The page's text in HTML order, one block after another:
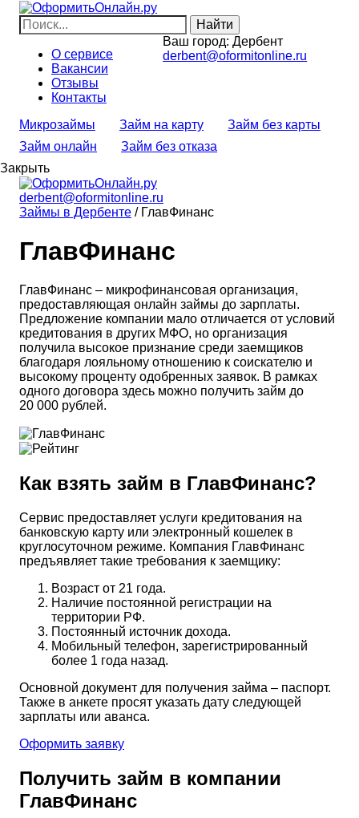
О сервисе
Вакансии
Отзывы
Контакты
Ваш город:Дербент
derbent@oformitonline.ru
Микрозаймы Займ на карту
Займ без карты
Займ онлайн
Займ без отказа
Закрыть
derbent@oformitonline.ru
Займы в Дербенте / ГлавФинанс
ГлавФинанс
ГлавФинанс – микрофинансовая организация,
предоставляющая онлайн займы до зарплаты.
Предложение компании мало отличается от условий
кредитования в других МФО, но организация
получила высокое признание среди заемщиков
благодаря лояльному отношению к соискателю и
высокому проценту одобренных заявок. В рамках
одного договора здесь можно получить займ до
20 000 рублей.
Как взять займ в ГлавФинанс?
Сервис предоставляет услуги кредитования на
банковскую карту или электронный кошелек в
круглосуточном режиме. Компания ГлавФинанс
предъявляет такие требования к заемщику:
Возраст от 21 года.
Наличие постоянной регистрации на
территории РФ.
Постоянный источник дохода.
Мобильный телефон, зарегистрированный
более 1 года назад.
Основной документ для получения займа – паспорт.
Также в анкете просят указать дату следующей
зарплаты или аванса.
Оформить заявку
Получить займ в компании
ГлавФинанс